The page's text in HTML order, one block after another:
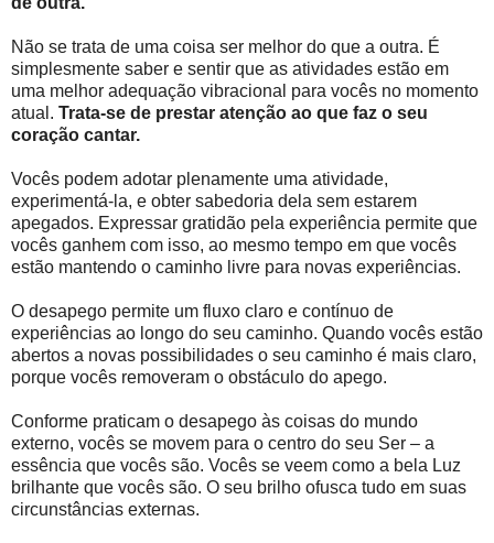
Não se trata de uma coisa ser melhor do que a outra. É
simplesmente saber e sentir que as atividades estão em
uma melhor adequação vibracional para vocês no momento
atual. Trata-se de prestar atenção ao que faz o seu
coração cantar.
Vocês podem adotar plenamente uma atividade,
experimentá-la, e obter sabedoria dela sem estarem
apegados. Expressar gratidão pela experiência permite que
vocês ganhem com isso, ao mesmo tempo em que vocês
estão mantendo o caminho livre para novas experiências.
O desapego permite um fluxo claro e contínuo de
experiências ao longo do seu caminho. Quando vocês estão
abertos a novas possibilidades o seu caminho é mais claro,
porque vocês removeram o obstáculo do apego.
Conforme praticam o desapego às coisas do mundo
externo, vocês se movem para o centro do seu Ser – a
essência que vocês são. Vocês se veem como a bela Luz
brilhante que vocês são. O seu brilho ofusca tudo em suas
circunstâncias externas.